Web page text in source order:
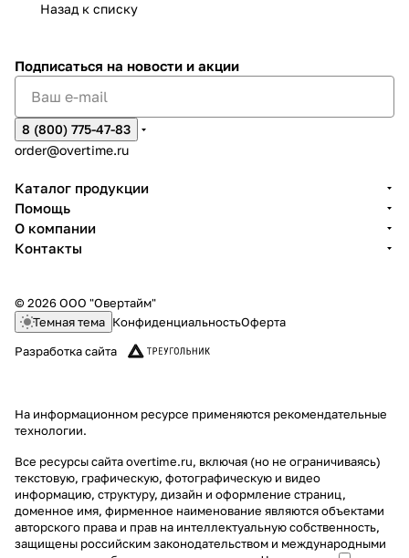
Назад к списку
Подписаться на новости и акции
8 (800) 775-47-83
order@overtime.ru
Каталог продукции
Помощь
О компании
Контакты
© 2026 ООО "Овертайм"
Темная тема КонфиденциальностьОферта
Разработка сайта
На информационном ресурсе применяются рекомендательные
технологии.
Все ресурсы сайта overtime.ru, включая (но не ограничиваясь)
текстовую, графическую, фотографическую и видео
информацию, структуру, дизайн и оформление страниц,
доменное имя, фирменное наименование являются объектами
авторского права и прав на интеллектуальную собственность,
защищены российским законодательством и международными